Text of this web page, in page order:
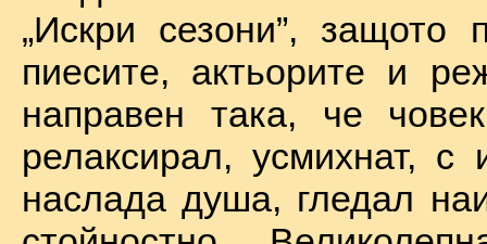
„Искри сезони”, защото
пиесите, актьорите и
направен така, че
релаксирал, усмихнат, с
наслада душа, гледал